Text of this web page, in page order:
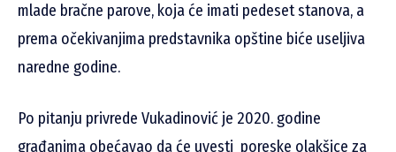
mlade bračne parove, koja će imati pedeset stanova, a
prema očekivanjima predstavnika opštine biće useljiva
naredne godine.
Po pitanju privrede Vukadinović je 2020. godine
građanima obećavao da će uvesti poreske olakšice za